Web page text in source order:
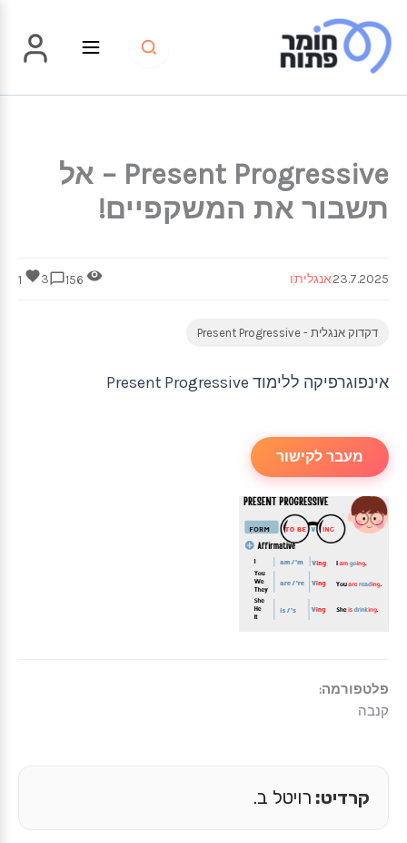
לתוכן
Present Progressive – אל
תשבור את המשקפיים!
23.7.2025אנגליתו 3
דקדוק אנגלית - Present Progressive
אינפוגרפיקה ללימוד Present Progressive
מעבר לקישור
פלטפורמה:
קנבה
קרדיט: רויטל ב.